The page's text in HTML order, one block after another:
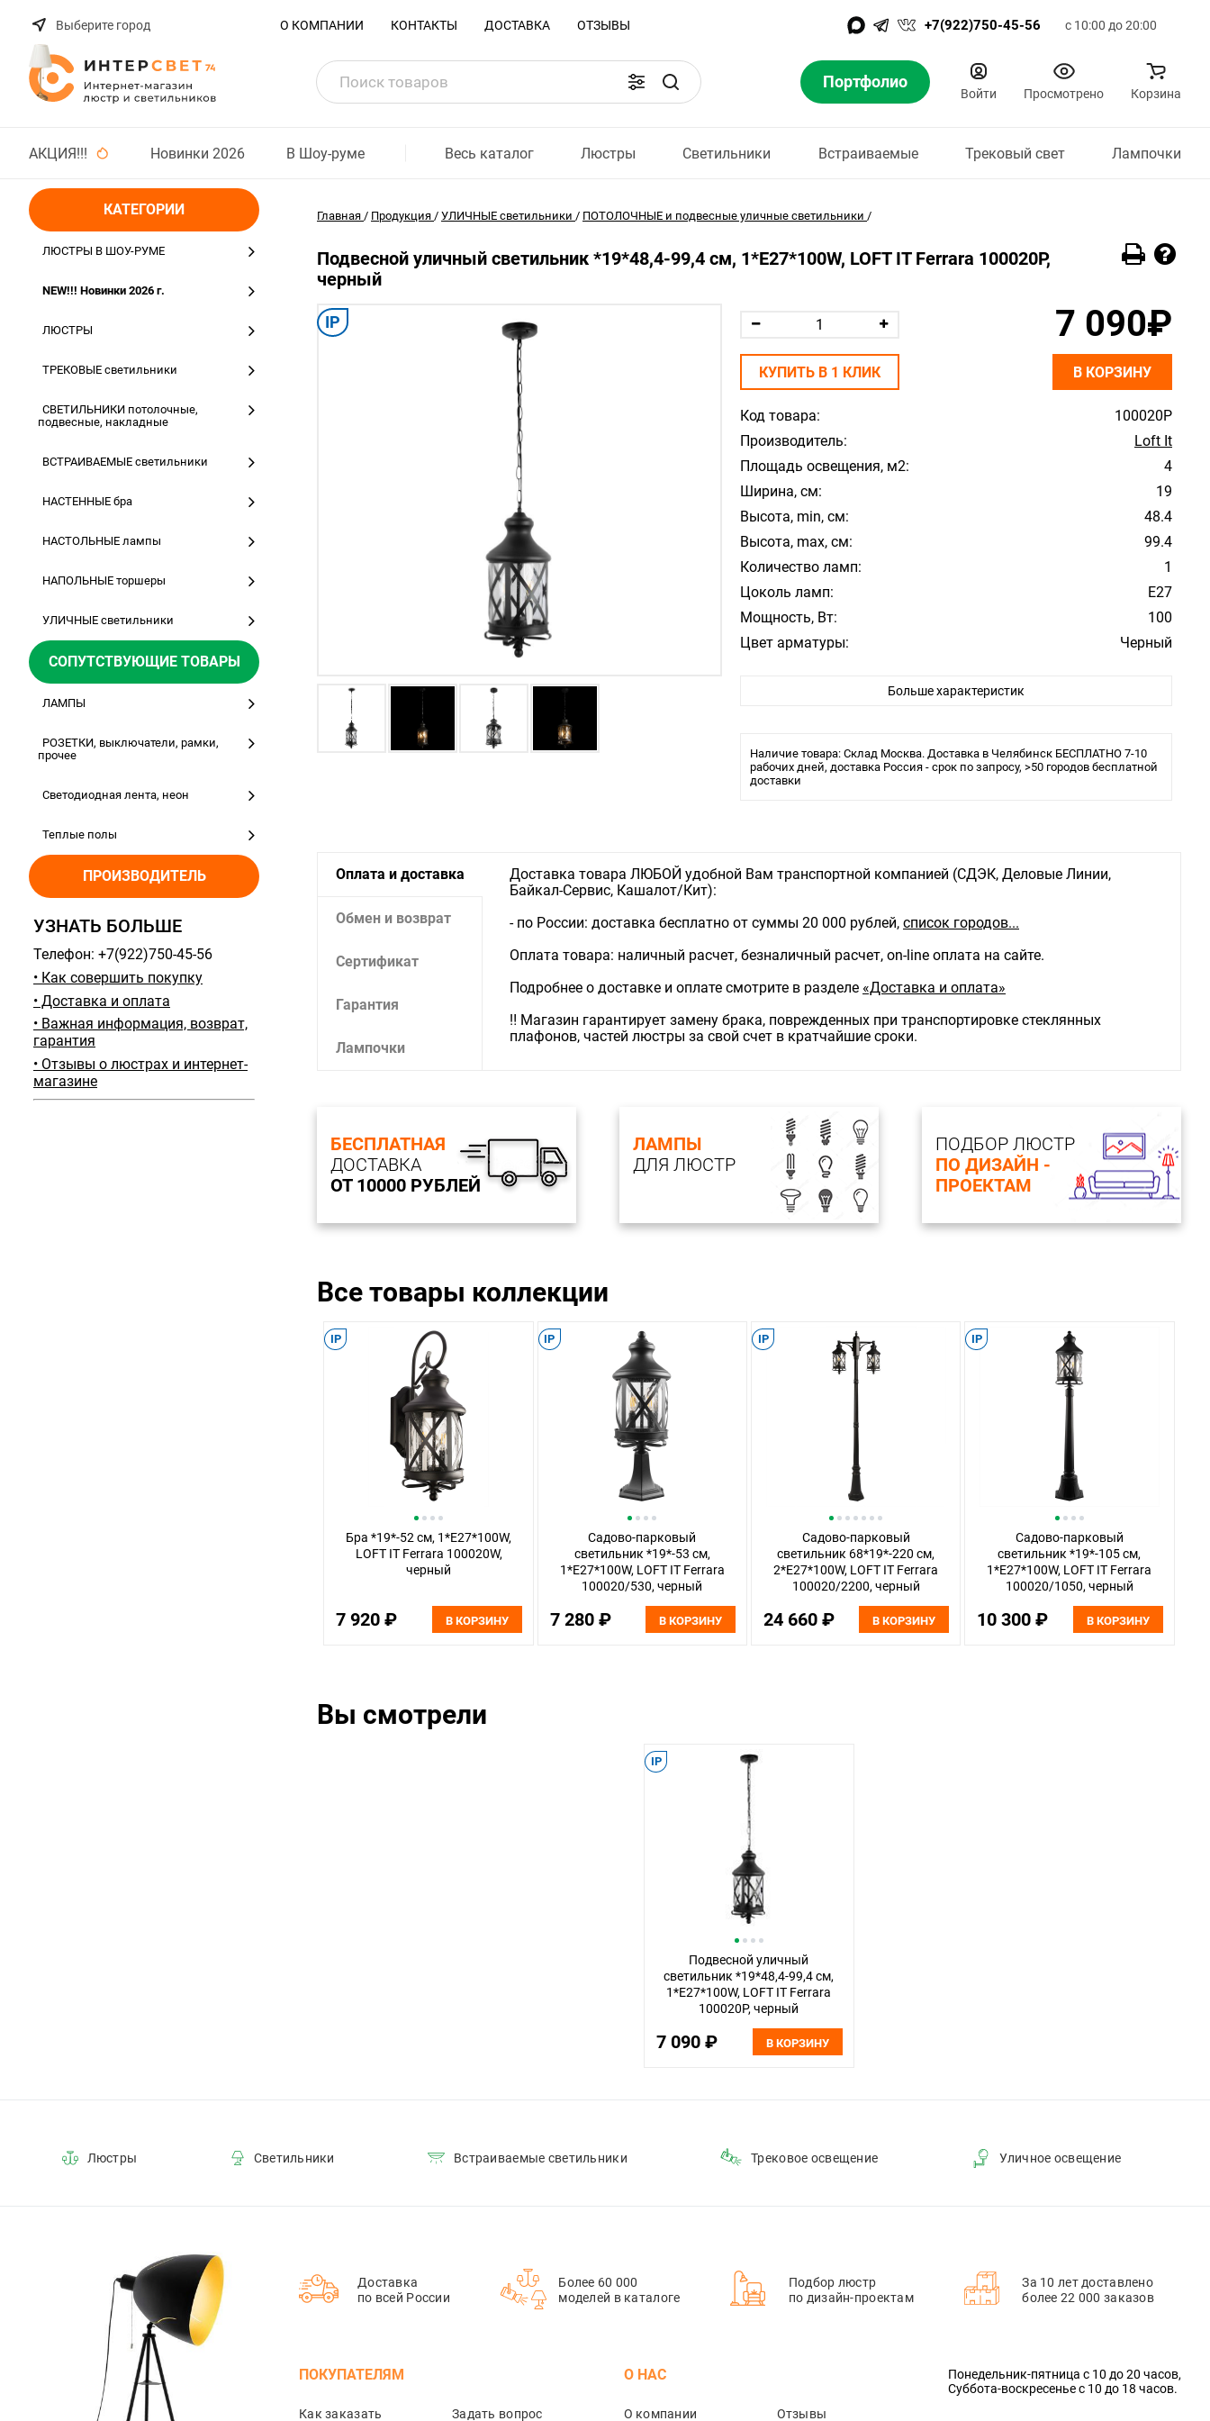
Выберите город О КОМПАНИИ КОНТАКТЫ ДОСТАВКА ОТЗЫВЫ +7(922)750-45-56 с 10:00 до 20:00
Портфолио
Войти Просмотрено Корзина
АКЦИЯ!!! Новинки 2026 В Шоу-руме Весь каталог Люстры Светильники Встраиваемые Трековый свет Лампочки
КАТЕГОРИИ
ЛЮСТРЫ В ШОУ-РУМЕ
NEW!!! Новинки 2026 г.
ЛЮСТРЫ
ТРЕКОВЫЕ светильники
СВЕТИЛЬНИКИ потолочные,
подвесные, накладные
ВСТРАИВАЕМЫЕ светильники
НАСТЕННЫЕ бра
НАСТОЛЬНЫЕ лампы
НАПОЛЬНЫЕ торшеры
УЛИЧНЫЕ светильники
СОПУТСТВУЮЩИЕ ТОВАРЫ
ЛАМПЫ
РОЗЕТКИ, выключатели, рамки,
прочее
Светодиодная лента, неон
Теплые полы
ПРОИЗВОДИТЕЛЬ
УЗНАТЬ БОЛЬШЕ
Телефон: +7(922)750-45-56
• Как совершить покупку
• Доставка и оплата
• Важная информация, возврат,
гарантия
• Отзывы о люстрах и интернет-
магазине
Главная / Продукция / УЛИЧНЫЕ светильники / ПОТОЛОЧНЫЕ и подвесные уличные светильники /
Подвесной уличный светильник *19*48,4-99,4 см, 1*E27*100W, LOFT IT Ferrara 100020P,
черный
IP
Код товара:
100020P
Производитель:
Loft It
Площадь освещения, м2:
4
Ширина, см:
19
Высота, min, см:
48.4
Высота, max, см:
99.4
Количество ламп:
1
Цоколь ламп:
E27
Мощность, Вт:
100
Цвет арматуры:
Черный
Материал плафона/абажура:Больше характеристик
Наличие товара: Склад Москва. Доставка в Челябинск БЕСПЛАТНО 7-10
рабочих дней, доставка Россия - срок по запросу, >50 городов бесплатной
доставки
7 090₽
КУПИТЬ В 1 КЛИК В КОРЗИНУ
Оплата и доставка
Обмен и возврат
Сертификат
Гарантия
Лампочки
Доставка товара ЛЮБОЙ удобной Вам транспортной компанией (СДЭК, Деловые Линии,
Байкал-Сервис, Кашалот/Кит):
- по России: доставка бесплатно от суммы 20 000 рублей, список городов...
Оплата товара: наличный расчет, безналичный расчет, on-line оплата на сайте.
Подробнее о доставке и оплате смотрите в разделе «Доставка и оплата»
‼️ Магазин гарантирует замену брака, поврежденных при транспортировке стеклянных
плафонов, частей люстры за свой счет в кратчайшие сроки.
БЕСПЛАТНАЯ
ДОСТАВКА
ОТ 10000 РУБЛЕЙ
ЛАМПЫ
ДЛЯ ЛЮСТР
ПОДБОР ЛЮСТР
ПО ДИЗАЙН -
ПРОЕКТАМ
Все товары коллекции
IP
Бра *19*-52 см, 1*E27*100W,
LOFT IT Ferrara 100020W,
черный
7 920 ₽ В КОРЗИНУ
IP
Садово-парковый
светильник *19*-53 см,
1*E27*100W, LOFT IT Ferrara
100020/530, черный
7 280 ₽ В КОРЗИНУ
IP
Садово-парковый
светильник 68*19*-220 см,
2*E27*100W, LOFT IT Ferrara
100020/2200, черный
24 660 ₽ В КОРЗИНУ
IP
Садово-парковый
светильник *19*-105 см,
1*E27*100W, LOFT IT Ferrara
100020/1050, черный
10 300 ₽ В КОРЗИНУ
Вы смотрели
IP
Подвесной уличный
светильник *19*48,4-99,4 см,
1*E27*100W, LOFT IT Ferrara
100020P, черный
7 090 ₽ В КОРЗИНУ
Люстры Светильники Встраиваемые светильники Трековое освещение Уличное освещение
Доставка
по всей России
Более 60 000
моделей в каталоге
Подбор люстр
по дизайн-проектам
За 10 лет доставлено
более 22 000 заказов
ПОКУПАТЕЛЯМ
Как заказать Задать вопрос
О НАС
О компании Отзывы
Понедельник-пятница с 10 до 20 часов,
Суббота-воскресенье с 10 до 18 часов.